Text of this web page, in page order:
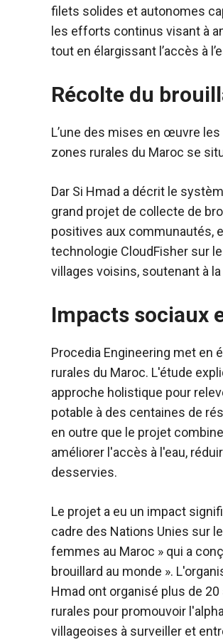
filets solides et autonomes
les efforts continus visant à
tout en élargissant l’accès à
Récolte du
L’une des mises en œuvre
zones rurales du Maroc se
Dar Si Hmad a décrit le
grand projet de collecte de
positives aux communautés,
technologie CloudFisher sur
villages voisins, soutenant à
Impacts sociaux
Procedia Engineering met en
rurales du Maroc. L'étude
approche holistique pour
potable à des centaines de
en outre que le projet
améliorer l'accès à l'eau,
desservies.
Le projet a eu un impact
cadre des Nations Unies sur
femmes au Maroc » qui a
brouillard au monde ».
Hmad ont organisé plus de
rurales pour promouvoir
villageoises à surveiller et